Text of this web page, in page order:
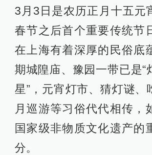
3月3日是农历正月十五元
春节之后首个重要传统节
在上海有着深厚的民俗底
期城隍庙、豫园一带已是“
星”，元宵灯市、猜灯谜、
月巡游等习俗代代相传，
国家级非物质文化遗产的
分。